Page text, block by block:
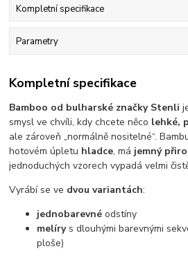
Kompletní specifikace
Parametry
Kompletní specifikace
Bamboo od bulharské značky Stenli
smysl ve chvíli, kdy chcete něco lehké,
ale zároveň „normálně nositelné“.
hotovém úpletu hladce, má jemný
jednoduchých vzorech vypadá velmi
Vyrábí se ve dvou variantách:
jednobarevné odstíny
melírys dlouhými barevnými
ploše)